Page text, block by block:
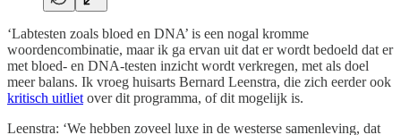
‘Labtesten zoals bloed en DNA’ is een nogal kromme
woordencombinatie, maar ik ga ervan uit dat er wordt bedoeld dat er
met bloed- en DNA-testen inzicht wordt verkregen, met als doel
meer balans. Ik vroeg huisarts Bernard Leenstra, die zich eerder ook
kritisch uitliet over dit programma, of dit mogelijk is.
Leenstra: ‘We hebben zoveel luxe in de westerse samenleving, dat